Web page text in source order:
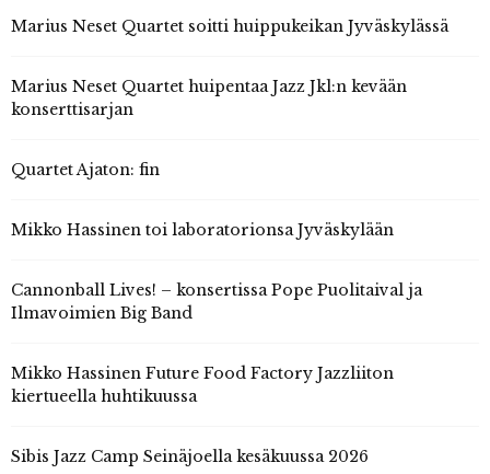
Marius Neset Quartet soitti huippukeikan Jyväskylässä
Marius Neset Quartet huipentaa Jazz Jkl:n kevään
konserttisarjan
Quartet Ajaton: fin
Mikko Hassinen toi laboratorionsa Jyväskylään
Cannonball Lives! – konsertissa Pope Puolitaival ja
Ilmavoimien Big Band
Mikko Hassinen Future Food Factory Jazzliiton
kiertueella huhtikuussa
Sibis Jazz Camp Seinäjoella kesäkuussa 2026